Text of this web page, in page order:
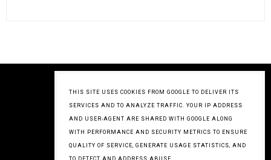
THIS SITE USES COOKIES FROM GOOGLE TO DELIVER ITS
SERVICES AND TO ANALYZE TRAFFIC. YOUR IP ADDRESS
AND USER-AGENT ARE SHARED WITH GOOGLE ALONG
WITH PERFORMANCE AND SECURITY METRICS TO ENSURE
QUALITY OF SERVICE, GENERATE USAGE STATISTICS, AND
TO DETECT AND ADDRESS ABUSE.